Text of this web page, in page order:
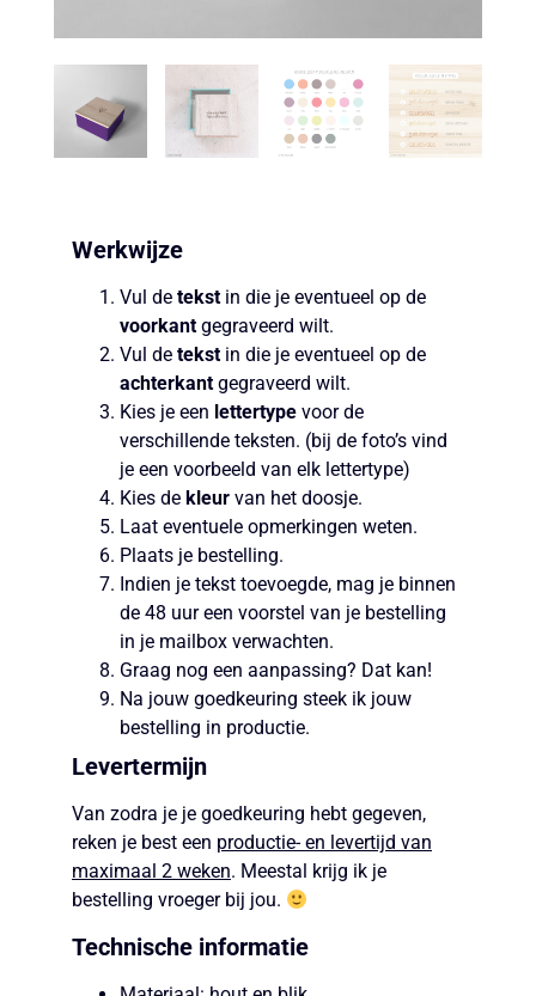
Werkwijze
Vul de tekst in die je eventueel op de
voorkant gegraveerd wilt.
Vul de tekst in die je eventueel op de
achterkant gegraveerd wilt.
Kies je een lettertype voor de
verschillende teksten. (bij de foto’s vind
je een voorbeeld van elk lettertype)
Kies de kleur van het doosje.
Laat eventuele opmerkingen weten.
Plaats je bestelling.
Indien je tekst toevoegde, mag je binnen
de 48 uur een voorstel van je bestelling
in je mailbox verwachten.
Graag nog een aanpassing? Dat kan!
Na jouw goedkeuring steek ik jouw
bestelling in productie.
Levertermijn
Van zodra je je goedkeuring hebt gegeven,
reken je best een productie- en levertijd van
maximaal 2 weken. Meestal krijg ik je
bestelling vroeger bij jou.
Technische informatie